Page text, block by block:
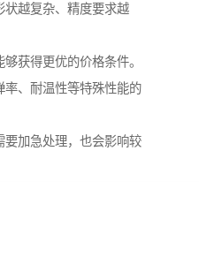
状越复杂、精度要求越
获得更优的价格条件。
、耐温性等特殊性能的
加急处理，也会影响较